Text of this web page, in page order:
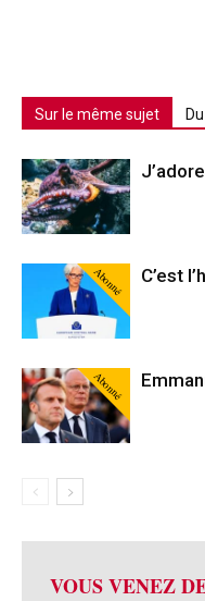
Sur le même sujet
Abonné C’est
Abonné
VOUS VENEZ